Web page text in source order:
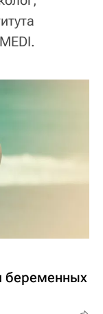
беременных